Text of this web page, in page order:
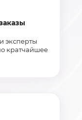
эксперты
кратчайшее